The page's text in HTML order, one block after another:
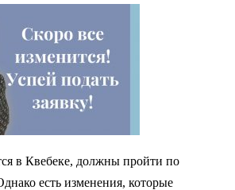
в Квебеке, должны пройти по
есть изменения, которые